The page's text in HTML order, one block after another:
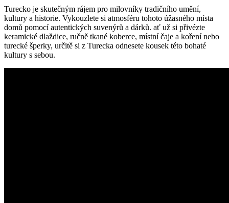
Turecko je skutečným rájem pro milovníky tradičního umění,
kultury a historie. Vykouzlete si atmosféru tohoto ⁢úžasného místa
domů pomocí autentických suvenýrů⁣ a dárků. ať už si přivézte
keramické dlaždice, ručně tkané koberce, místní čaje a ‍koření nebo‍
turecké šperky, určitě ​si z Turecka ​odnesete kousek této bohaté
kultury ⁣s sebou.